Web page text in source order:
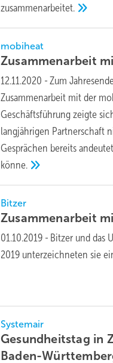
zusammenarbeitet.
mobiheat
Zusammenarbeit
12.11.2020 - Zum
Zusammenarbeit mit der
Geschäftsführung zeigte
langjährigen Partnerschaft
Gesprächen bereits
könne.
Bitzer
Zusammenarbeit
01.10.2019 - Bitzer und das
2019 unterzeichneten sie
Systemair
Gesundheitstag in
Baden-